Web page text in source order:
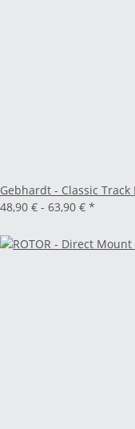
Gebhardt - Classic
48,90 € - 63,90 € *